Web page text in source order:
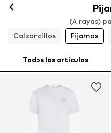
(A rayas)
Calzoncillos
Pijamas
Todos los artículos